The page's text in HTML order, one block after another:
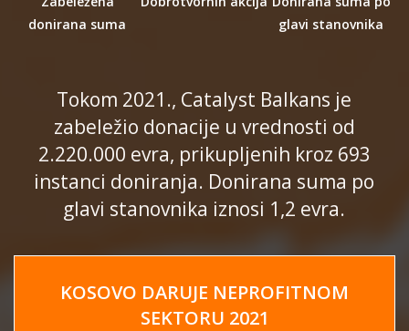
donirana suma
glavi stanovnika
Tokom 2021., Catalyst Balkans je
zabeležio donacije u vrednosti od
2.220.000 evra, prikupljenih kroz 693
instanci doniranja. Donirana suma po
glavi stanovnika iznosi 1,2 evra.
KOSOVO DARUJE NEPROFITNOM
SEKTORU 2021